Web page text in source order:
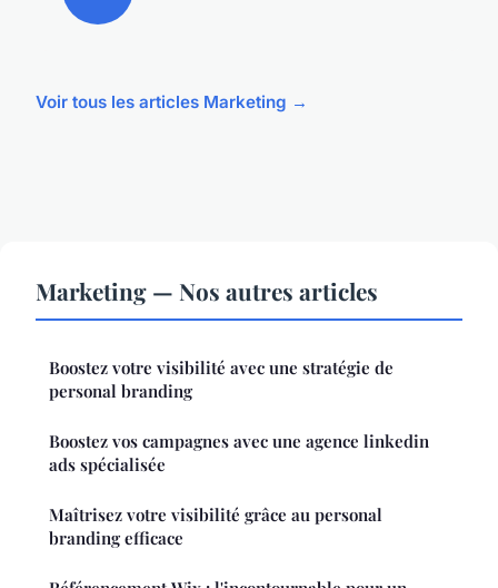
Voir tous les articles Marketing →
Marketing — Nos autres articles
Boostez votre visibilité avec une stratégie de
personal branding
Boostez vos campagnes avec une agence linkedin
ads spécialisée
Maîtrisez votre visibilité grâce au personal
branding efficace